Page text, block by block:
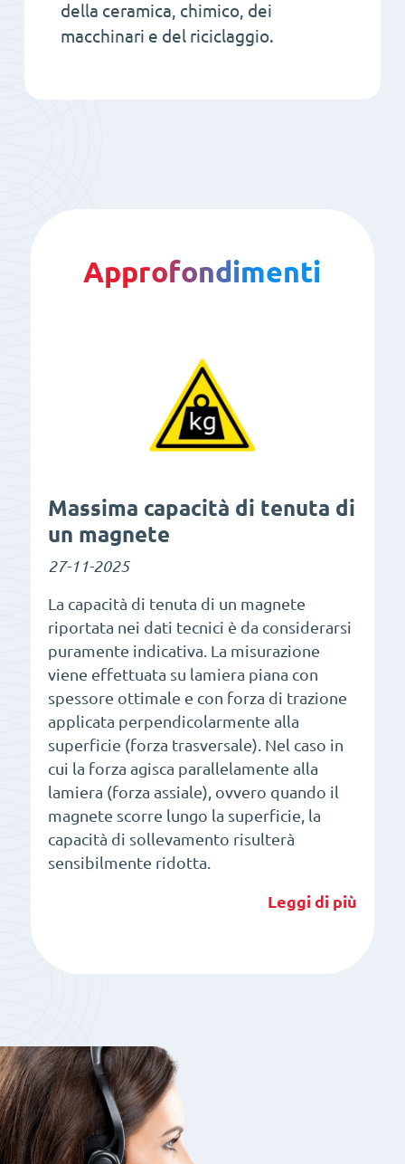
della ceramica, chimico, dei
macchinari e del riciclaggio.
Approfondimenti
Massima capacità di tenuta di
un magnete
27-11-2025
La capacità di tenuta di un magnete
riportata nei dati tecnici è da considerarsi
puramente indicativa. La misurazione
viene effettuata su lamiera piana con
spessore ottimale e con forza di trazione
applicata perpendicolarmente alla
superficie (forza trasversale). Nel caso in
cui la forza agisca parallelamente alla
lamiera (forza assiale), ovvero quando il
magnete scorre lungo la superficie, la
capacità di sollevamento risulterà
sensibilmente ridotta.
Leggi di più